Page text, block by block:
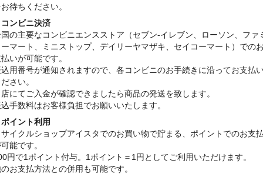
待ちください。
ンビニ決済
の主要なコンビニエンスストア（セブン-イレブン、ローソン、ファ
マート、ミニストップ、デイリーヤマザキ、セイコーマート）での
いが可能です。
用番号が通知されますので、各コンビニのお手続きに沿ってお支払
さい。
にてご入金が確認できましたら商品の発送を致します。
手数料はお客様負担でお願いいたします。
イント利用
イクルショップアイスタでのお買い物で貯まる、ポイントでのお支
能です。
円で1ポイント付与。1ポイント＝1円としてご利用いただけます。
お支払方法との併用も可能です。